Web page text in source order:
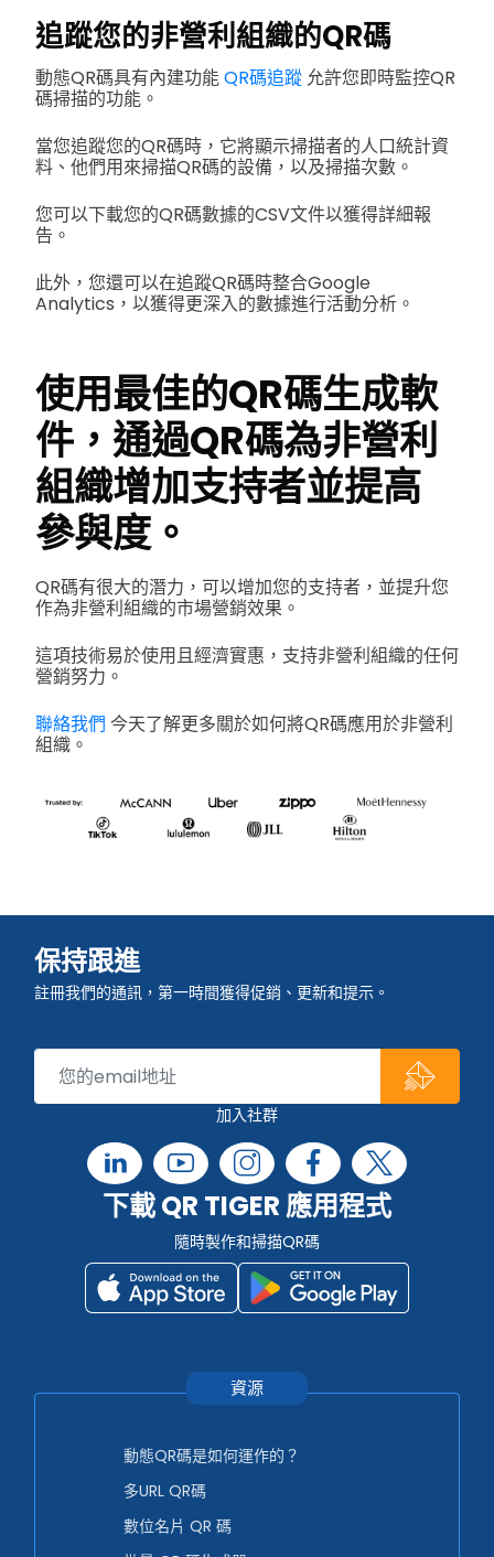
追蹤您的非營利組織的QR碼
動態QR碼具有內建功能QR碼追蹤 允許您即時監控QR
碼掃描的功能。
當您追蹤您的QR碼時，它將顯示掃描者的人口統計資
料、他們用來掃描QR碼的設備，以及掃描次數。
您可以下載您的QR碼數據的CSV文件以獲得詳細報
告。
此外，您還可以在追蹤QR碼時整合Google
Analytics，以獲得更深入的數據進行活動分析。
使用最佳的QR碼生成軟
件，通過QR碼為非營利
組織增加支持者並提高
參與度。
QR碼有很大的潛力，可以增加您的支持者，並提升您
作為非營利組織的市場營銷效果。
這項技術易於使用且經濟實惠，支持非營利組織的任何
營銷努力。
聯絡我們 今天了解更多關於如何將QR碼應用於非營利
組織。
保持跟進
註冊我們的通訊，第一時間獲得促銷、更新和提示。
加入社群
下載 QR TIGER 應用程式
隨時製作和掃描QR碼
資源
動態QR碼是如何運作的？
多URL QR碼
數位名片 QR 碼